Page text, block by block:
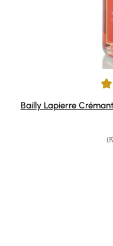
Durchschnittliche
Bailly Lapierre